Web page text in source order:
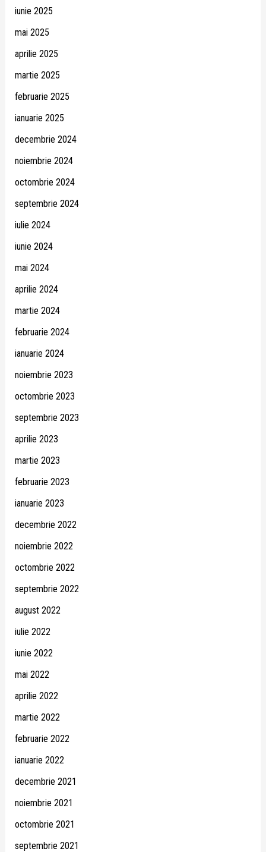
iunie 2025
mai 2025
aprilie 2025
martie 2025
februarie 2025
ianuarie 2025
decembrie 2024
noiembrie 2024
octombrie 2024
septembrie 2024
iulie 2024
iunie 2024
mai 2024
aprilie 2024
martie 2024
februarie 2024
ianuarie 2024
noiembrie 2023
octombrie 2023
septembrie 2023
aprilie 2023
martie 2023
februarie 2023
ianuarie 2023
decembrie 2022
noiembrie 2022
octombrie 2022
septembrie 2022
august 2022
iulie 2022
iunie 2022
mai 2022
aprilie 2022
martie 2022
februarie 2022
ianuarie 2022
decembrie 2021
noiembrie 2021
octombrie 2021
septembrie 2021